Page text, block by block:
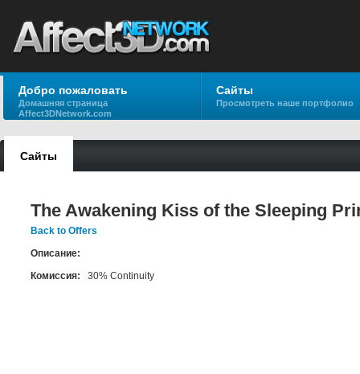
Добро пожаловать
Домашняя страница
Affect3DNetwork.com
Сайты
Просмотреть наше портфолио
Сайты
The Awakening Kiss of the Sleeping
Back to Offers
Описание:
Комиссия: 30% Continuity